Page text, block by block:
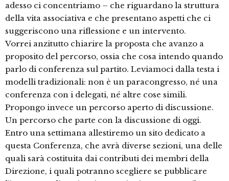
adesso ci concentriamo – che riguardano la struttura
della vita associativa e che presentano aspetti che ci
suggeriscono una riflessione e un intervento.
Vorrei anzitutto chiarire la proposta che avanzo a
proposito del percorso, ossia che cosa intendo quando
parlo di conferenza sul partito. Leviamoci dalla testa i
modelli tradizionali: non è un paracongresso, né una
conferenza con i delegati, né altre cose simili.
Propongo invece un percorso aperto di discussione.
Un percorso che parte con la discussione di oggi.
Entro una settimana allestiremo un sito dedicato a
questa Conferenza, che avrà diverse sezioni, una delle
quali sarà costituita dai contributi dei membri della
Direzione, i quali potranno scegliere se pubblicare